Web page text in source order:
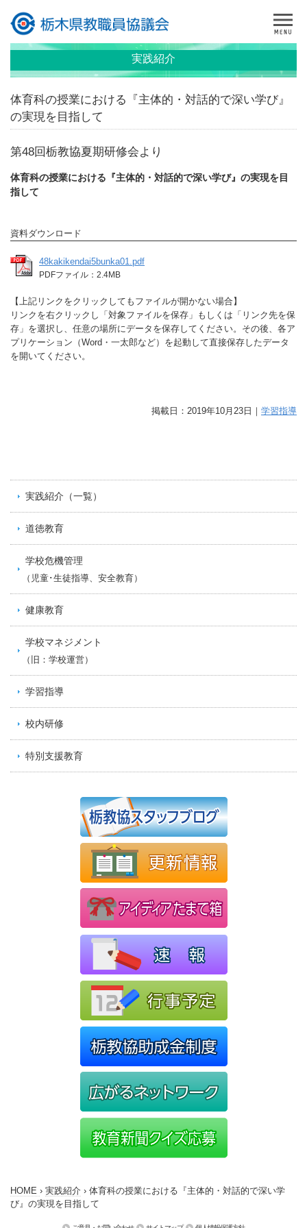
実践紹介
体育科の授業における『主体的・対話的で深い学び』
の実現を目指して
第48回栃教協夏期研修会より
体育科の授業における『主体的・対話的で深い学び』の実現を目
指して
資料ダウンロード
48kakikendai5bunka01.pdf
PDFファイル：2.4MB
【上記リンクをクリックしてもファイルが開かない場合】
リンクを右クリックし「対象ファイルを保存」もしくは「リンク先を保
存」を選択し、任意の場所にデータを保存してください。その後、各ア
プリケーション（Word・一太郎など）を起動して直接保存したデータ
を開いてください。
掲載日：2019年10月23日｜ 学習指導
実践紹介（一覧）
道徳教育
学校危機管理
（児童･生徒指導、安全教育）
健康教育
学校マネジメント
（旧：学校運営）
学習指導
校内研修
特別支援教育
HOME › 実践紹介 › 体育科の授業における『主体的・対話的で深い学
び』の実現を目指して